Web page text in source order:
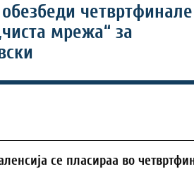
четвртфинале
мрежа“ за
се пласираа во